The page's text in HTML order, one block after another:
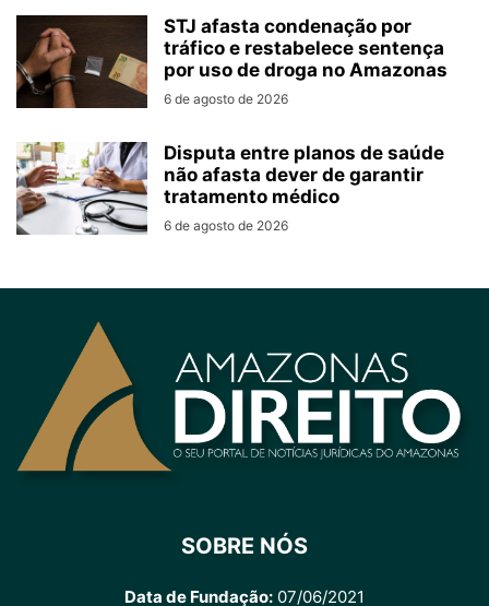
STJ afasta condenação por
tráfico e restabelece sentença
por uso de droga no Amazonas
6 de agosto de 2026
Disputa entre planos de saúde
não afasta dever de garantir
tratamento médico
6 de agosto de 2026
SOBRE NÓS
Data de Fundação: 07/06/2021